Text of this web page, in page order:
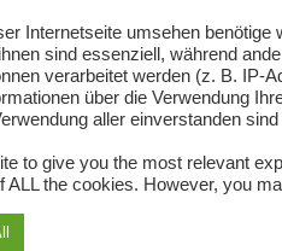
Internetseite umsehen
sind essenziell, während
verarbeitet werden (z. B. IP-
über die Verwendung
aller einverstanden
to give you the most relevant
ALL the cookies. However, you